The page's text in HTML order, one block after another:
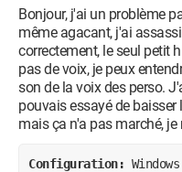
Bonjour, j'ai un problème
même agacant, j'ai
correctement, le seul petit
pas de voix, je peux
son de la voix des perso.
pouvais essayé de
mais ça n'a pas marché,
Configuration: